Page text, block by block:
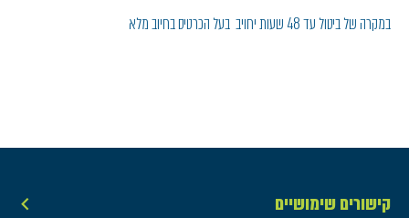
במקרה של ביטול עד 48 שעות יחויב בעל הכרטיס בחיוב מלא
קישורים שימושיים